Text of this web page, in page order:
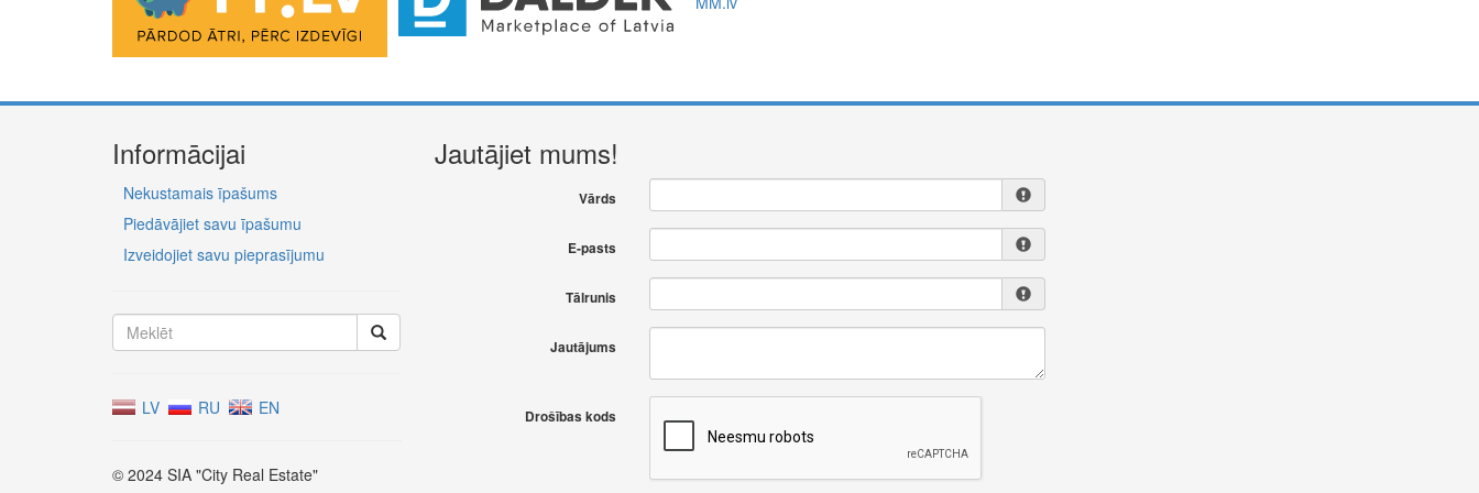
Informācijai
Nekustamais īpašums
Piedāvājiet savu īpašumu
Izveidojiet savu pieprasījumu
LV RU EN
© 2024 SIA "City Real Estate"
Jautājiet mums!
Vārds
E-pasts
Tālrunis
Jautājums
Drošības kods